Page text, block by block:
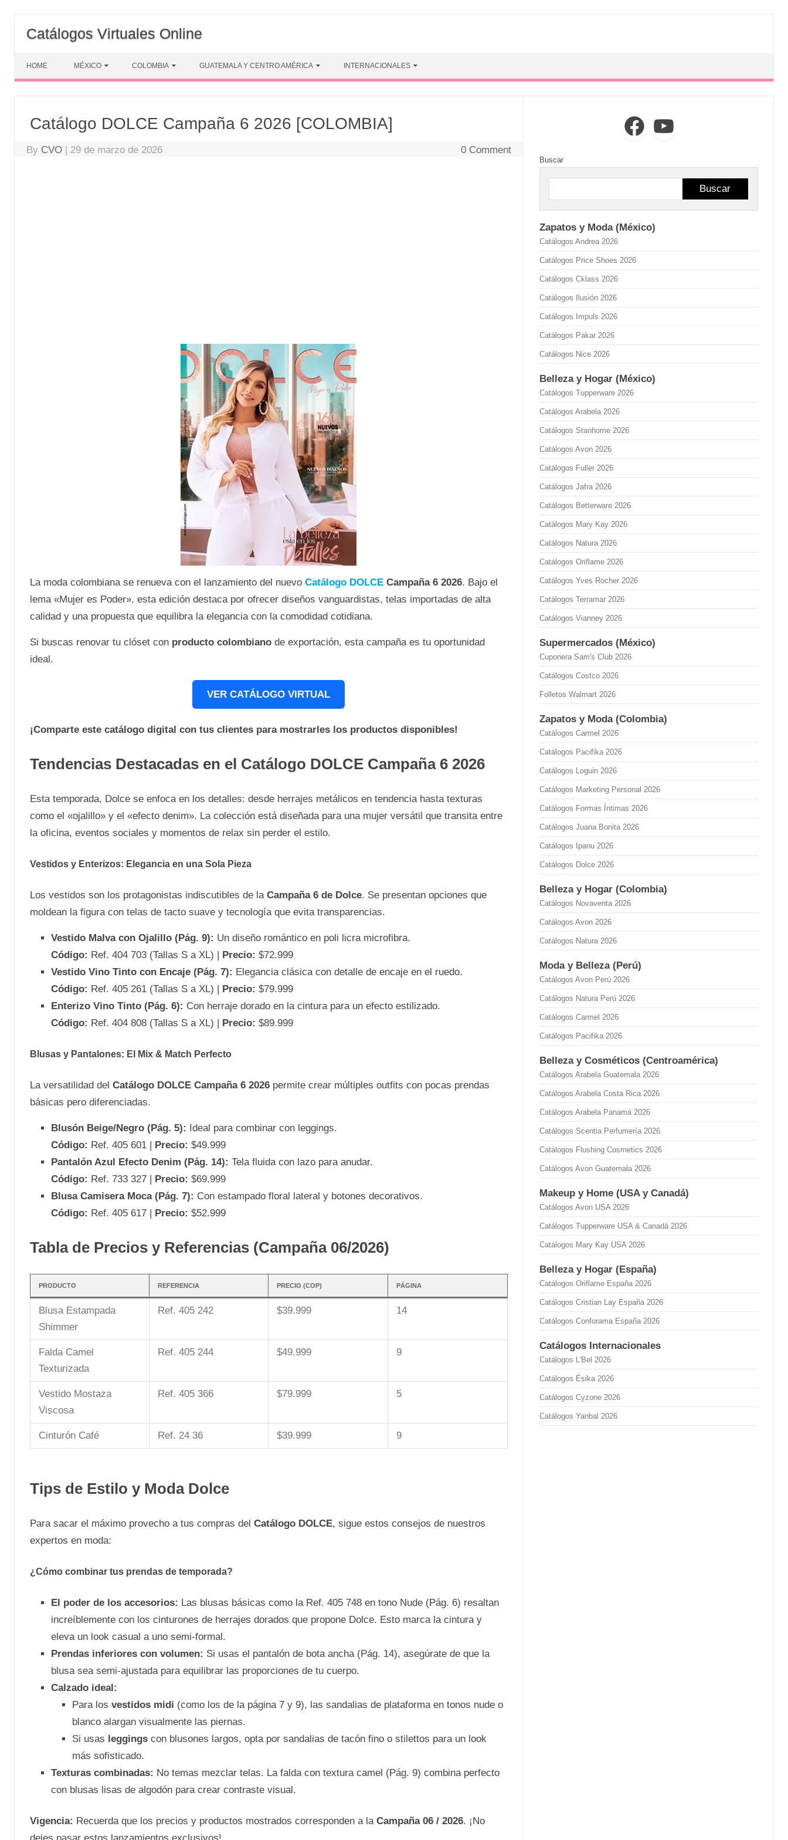
content
Catálogos Virtuales Online
HOME MÉXICO COLOMBIA GUATEMALA Y CENTRO AMÉRICA INTERNACIONALES
Catálogo DOLCE Campaña 6 2026 [COLOMBIA]
By CVO | 29 de marzo de 2026 0 Comment
La moda colombiana se renueva con el lanzamiento del nuevo Catálogo DOLCECampaña 6 2026. Bajo el
lema «Mujer es Poder», esta edición destaca por ofrecer diseños vanguardistas, telas importadas de alta
calidad y una propuesta que equilibra la elegancia con la comodidad cotidiana.
Si buscas renovar tu clóset con producto colombianode exportación, esta campaña es tu oportunidad
ideal.
VER CATÁLOGO VIRTUAL
¡Comparte este catálogo digital con tus clientes para mostrarles los productos disponibles!
Tendencias Destacadas en el Catálogo DOLCE Campaña 6 2026
Esta temporada, Dolce se enfoca en los detalles: desde herrajes metálicos en tendencia hasta texturas
como el «ojalillo» y el «efecto denim». La colección está diseñada para una mujer versátil que transita entre
la oficina, eventos sociales y momentos de relax sin perder el estilo.
Vestidos y Enterizos: Elegancia en una Sola Pieza
Los vestidos son los protagonistas indiscutibles de la Campaña 6 de Dolce. Se presentan opciones que
moldean la figura con telas de tacto suave y tecnología que evita transparencias.
Vestido Malva con Ojalillo (Pág. 9): Un diseño romántico en poli licra microfibra.
Código: Ref. 404 703 (Tallas S a XL) | Precio: $72.999
Vestido Vino Tinto con Encaje (Pág. 7): Elegancia clásica con detalle de encaje en el ruedo.
Código: Ref. 405 261 (Tallas S a XL) | Precio: $79.999
Enterizo Vino Tinto (Pág. 6): Con herraje dorado en la cintura para un efecto estilizado.
Código: Ref. 404 808 (Tallas S a XL) | Precio: $89.999
Blusas y Pantalones: El Mix & Match Perfecto
La versatilidad del Catálogo DOLCE Campaña 6 2026permite crear múltiples outfits con pocas prendas
básicas pero diferenciadas.
Blusón Beige/Negro (Pág. 5): Ideal para combinar con leggings.
Código: Ref. 405 601 | Precio: $49.999
Pantalón Azul Efecto Denim (Pág. 14): Tela fluida con lazo para anudar.
Código: Ref. 733 327 | Precio: $69.999
Blusa Camisera Moca (Pág. 7): Con estampado floral lateral y botones decorativos.
Código: Ref. 405 617 | Precio: $52.999
Tabla de Precios y Referencias (Campaña 06/2026)
PRODUCTO REFERENCIA PRECIO (COP) PÁGINA
Blusa Estampada
Shimmer
Ref. 405 242 $39.999 14
Falda Camel
Texturizada
Ref. 405 244 $49.999 9
Vestido Mostaza
Viscosa
Ref. 405 366 $79.999 5
Cinturón Café Ref. 24 36 $39.999 9
Tips de Estilo y Moda Dolce
Para sacar el máximo provecho a tus compras del Catálogo DOLCE, sigue estos consejos de nuestros
expertos en moda:
¿Cómo combinar tus prendas de temporada?
El poder de los accesorios: Las blusas básicas como la Ref. 405 748 en tono Nude (Pág. 6) resaltan
increíblemente con los cinturones de herrajes dorados que propone Dolce. Esto marca la cintura y
eleva un look casual a uno semi-formal.
Prendas inferiores con volumen: Si usas el pantalón de bota ancha (Pág. 14), asegúrate de que la
blusa sea semi-ajustada para equilibrar las proporciones de tu cuerpo.
Calzado ideal:
Para los vestidos midi (como los de la página 7 y 9), las sandalias de plataforma en tonos nude o
blanco alargan visualmente las piernas.
Si usas leggingscon blusones largos, opta por sandalias de tacón fino o stilettos para un look
más sofisticado.
Texturas combinadas: No temas mezclar telas. La falda con textura camel (Pág. 9) combina perfecto
con blusas lisas de algodón para crear contraste visual.
Vigencia: Recuerda que los precios y productos mostrados corresponden a la Campaña 06 / 2026. ¡No
FacebookYouTube
Buscar
Buscar
Zapatos y Moda (México)
Catálogos Andrea 2026
Catálogos Price Shoes 2026
Catálogos Cklass 2026
Catálogos Ilusión 2026
Catálogos Impuls 2026
Catálogos Pakar 2026
Catálogos Nice 2026
Belleza y Hogar (México)
Catálogos Tupperware 2026
Catálogos Arabela 2026
Catálogos Stanhome 2026
Catálogos Avon 2026
Catálogos Fuller 2026
Catálogos Jafra 2026
Catálogos Betterware 2026
Catálogos Mary Kay 2026
Catálogos Natura 2026
Catálogos Oriflame 2026
Catálogos Yves Rocher 2026
Catálogos Terramar 2026
Catálogos Vianney 2026
Supermercados (México)
Cuponera Sam's Club 2026
Catálogos Costco 2026
Folletos Walmart 2026
Zapatos y Moda (Colombia)
Catálogos Carmel 2026
Catálogos Pacifika 2026
Catálogos Loguin 2026
Catálogos Marketing Personal 2026
Catálogos Formas Íntimas 2026
Catálogos Juana Bonita 2026
Catálogos Ipanu 2026
Catálogos Dolce 2026
Belleza y Hogar (Colombia)
Catálogos Novaventa 2026
Catálogos Avon 2026
Catálogos Natura 2026
Moda y Belleza (Perú)
Catálogos Avon Perú 2026
Catálogos Natura Perú 2026
Catálogos Carmel 2026
Catálogos Pacifika 2026
Belleza y Cosméticos (Centroamérica)
Catálogos Arabela Guatemala 2026
Catálogos Arabela Costa Rica 2026
Catálogos Arabela Panamá 2026
Catálogos Scentia Perfumería 2026
Catálogos Flushing Cosmetics 2026
Catálogos Avon Guatemala 2026
Makeup y Home (USA y Canadá)
Catálogos Avon USA 2026
Catálogos Tupperware USA & Canadá 2026
Catálogos Mary Kay USA 2026
Belleza y Hogar (España)
Catálogos Oriflame España 2026
Catálogos Cristian Lay España 2026
Catálogos Conforama España 2026
Catálogos Internacionales
Catálogos L'Bel 2026
Catálogos Ésika 2026
Catálogos Cyzone 2026
Catálogos Yanbal 2026